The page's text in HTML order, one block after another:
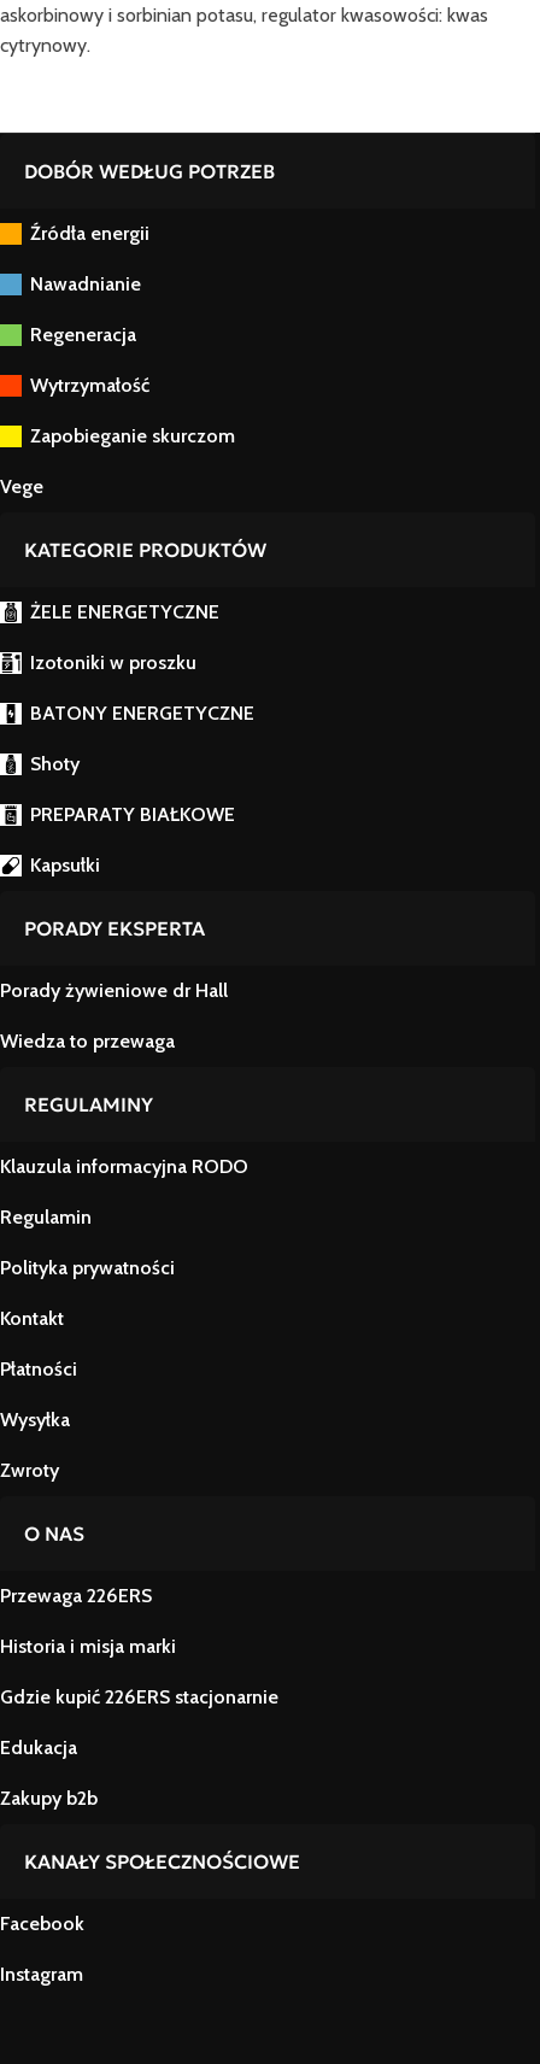
askorbinowy i sorbinian potasu, regulator kwasowości: kwas
cytrynowy.
DOBÓR WEDŁUG POTRZEB
Źródła energii
Nawadnianie
Regeneracja
Wytrzymałość
Zapobieganie skurczom
Vege
KATEGORIE PRODUKTÓW
ŻELE ENERGETYCZNE
Izotoniki w proszku
BATONY ENERGETYCZNE
Shoty
PREPARATY BIAŁKOWE
Kapsułki
PORADY EKSPERTA
Porady żywieniowe dr Hall
Wiedza to przewaga
REGULAMINY
Klauzula informacyjna RODO
Regulamin
Polityka prywatności
Kontakt
Płatności
Wysyłka
Zwroty
O NAS
Przewaga 226ERS
Historia i misja marki
Gdzie kupić 226ERS stacjonarnie
Edukacja
Zakupy b2b
KANAŁY SPOŁECZNOŚCIOWE
Facebook
Instagram